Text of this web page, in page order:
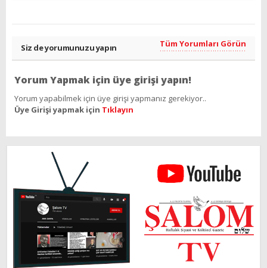
Siz de yorumunuzu yapın Tüm Yorumları Görün
Yorum Yapmak için üye girişi yapın!
Yorum yapabilmek için üye girişi yapmanız gerekiyor..
Üye Girişi yapmak için Tıklayın